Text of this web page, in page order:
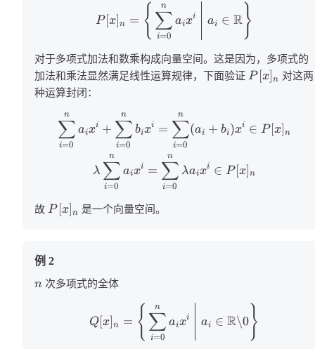
P [x]n = { i=0
∑
n
aixi ai ∈ R }
对于多项式加法和数乘构成向量空间。这是因为，多项式的
加法和乘法显然满足线性运算规律，下面验证 P [x] n 对这两
种运算封闭：
i=0
∑
n
aixi +
i=0
∑
n
bixi =
i=0
∑
n
(ai + bi)xi ∈ P [x]n
λ
i=0
∑
n
aixi =
i=0
∑
n
λaixi ∈ P [x]n
故 P [x]n 是一个向量空间。
例 2
n 次多项式的全体
Q[x]n = { i=0
∑
n
aixi ai ∈ R\0 }